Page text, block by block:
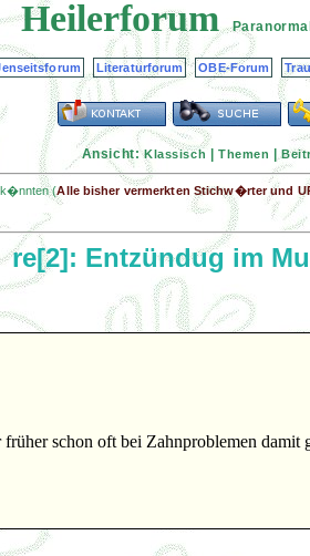
Heilerforum
Literaturforum OBE-Forum
Ansicht:Klassisch Themen |
k�nnten (Alle bisher vermerkten Stichw�rter und
re[2]: Entzündug im
schon oft bei Zahnproblemen damit